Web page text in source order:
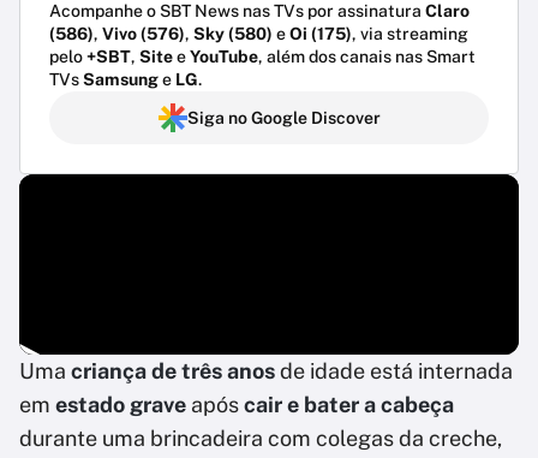
Acompanhe o SBT News nas TVs por assinatura Claro
(586), Vivo (576), Sky (580) eOi (175), via streaming
pelo+SBT, SiteeYouTube, além dos canais nas Smart
TVsSamsunge LG.
Siga no Google Discover
Uma criança de três anosde idade está internada
em estado grave apóscair e bater a cabeça
durante uma brincadeira com colegas da creche,